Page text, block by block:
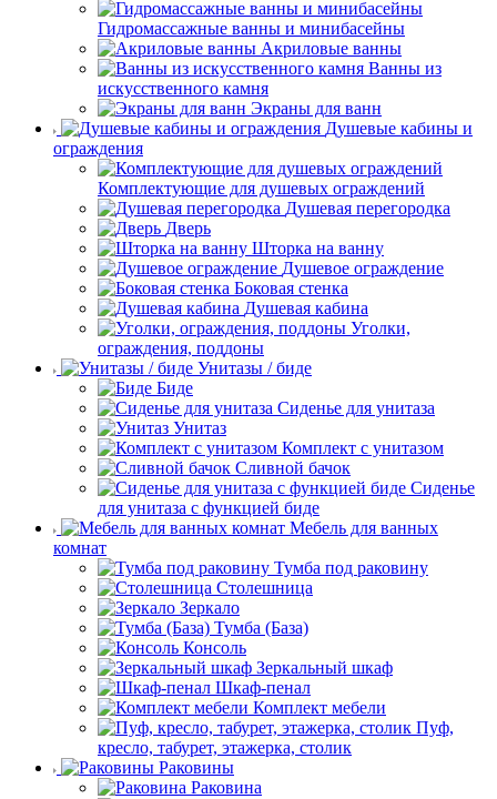
Гидромассажные ванны и минибасейны
Акриловые ванны
Ванны из
искусственного камня
Экраны для ванн
Душевые кабины и
ограждения
Комплектующие для душевых ограждений
Душевая перегородка
Дверь
Шторка на ванну
Душевое ограждение
Боковая стенка
Душевая кабина
Уголки,
ограждения, поддоны
Унитазы / биде
Биде
Сиденье для унитаза
Унитаз
Комплект с унитазом
Сливной бачок
Сиденье
для унитаза с функцией биде
Мебель для ванных
комнат
Тумба под раковину
Столешница
Зеркало
Тумба (База)
Консоль
Зеркальный шкаф
Шкаф-пенал
Комплект мебели
Пуф,
кресло, табурет, этажерка, столик
Раковины
Раковина